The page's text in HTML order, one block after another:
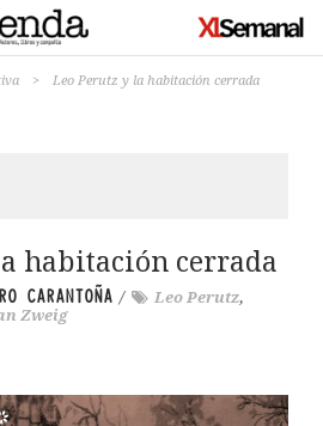
> Leo Perutz y la habitación cerrada
habitación cerrada
CARANTOÑA / Leo Perutz,
Zweig